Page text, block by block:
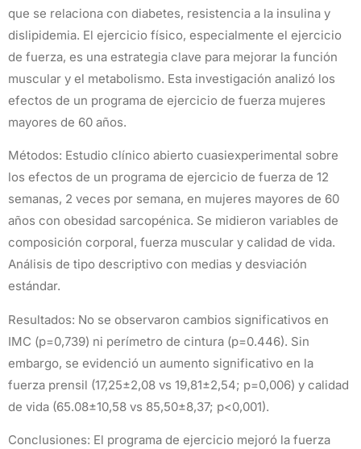
que se relaciona con diabetes, resistencia a la insulina y
dislipidemia. El ejercicio físico, especialmente el ejercicio
de fuerza, es una estrategia clave para mejorar la función
muscular y el metabolismo. Esta investigación analizó los
efectos de un programa de ejercicio de fuerza mujeres
mayores de 60 años.
Métodos: Estudio clínico abierto cuasiexperimental sobre
los efectos de un programa de ejercicio de fuerza de 12
semanas, 2 veces por semana, en mujeres mayores de 60
años con obesidad sarcopénica. Se midieron variables de
composición corporal, fuerza muscular y calidad de vida.
Análisis de tipo descriptivo con medias y desviación
estándar.
Resultados: No se observaron cambios significativos en
IMC (p=0,739) ni perímetro de cintura (p=0.446). Sin
embargo, se evidenció un aumento significativo en la
fuerza prensil (17,25±2,08 vs 19,81±2,54; p=0,006) y calidad
de vida (65.08±10,58 vs 85,50±8,37; p<0,001).
Conclusiones: El programa de ejercicio mejoró la fuerza